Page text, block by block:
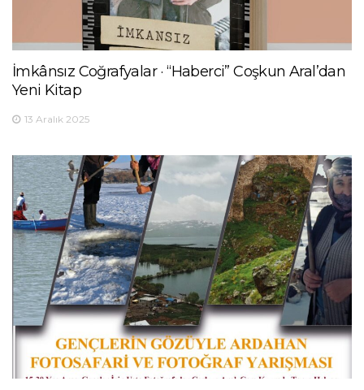
İmkânsız Coğrafyalar · “Haberci” Coşkun Aral’dan
Yeni Kitap
13 Aralık 2025